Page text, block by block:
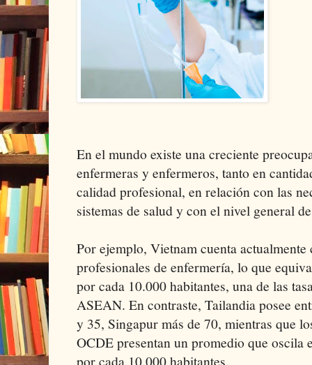
En el mundo existe una creciente
enfermeras y enfermeros, tanto en
calidad profesional, en relación con las
sistemas de salud y con el nivel general
Por ejemplo, Vietnam cuenta
profesionales de enfermería, lo que
por cada 10.000 habitantes, una de las
ASEAN. En contraste, Tailandia posee
y 35, Singapur más de 70, mientras que
OCDE presentan un promedio que oscila
por cada 10.000 habitantes.